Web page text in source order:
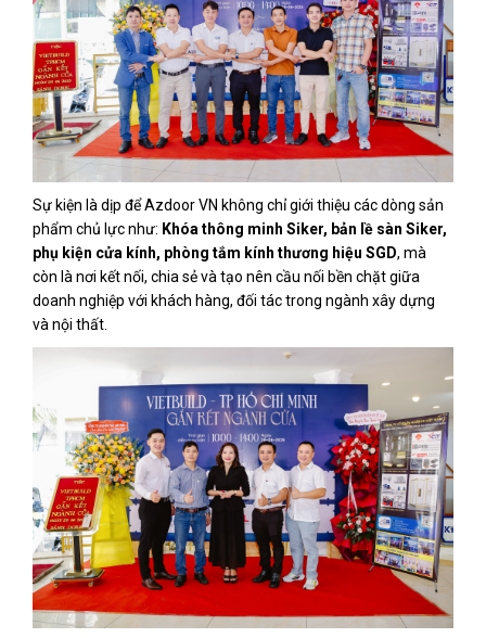
Sự kiện là dịp để Azdoor VN không chỉ giới thiệu các dòng sản
phẩm chủ lực như: Khóa thông minh Siker, bản lề sàn Siker,
phụ kiện cửa kính, phòng tắm kính thương hiệu SGD, mà
còn là nơi kết nối, chia sẻ và tạo nên cầu nối bền chặt giữa
doanh nghiệp với khách hàng, đối tác trong ngành xây dựng
và nội thất.